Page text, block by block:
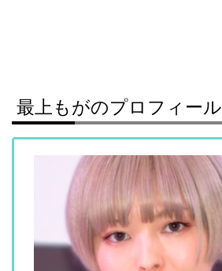
最上もがのプロフィール